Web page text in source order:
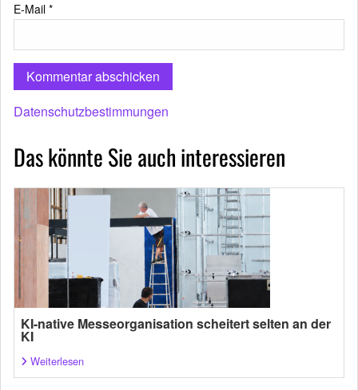
E-Mail *
Datenschutzbestimmungen
Das könnte Sie auch interessieren
KI-native Messeorganisation scheitert selten an der
KI
Weiterlesen